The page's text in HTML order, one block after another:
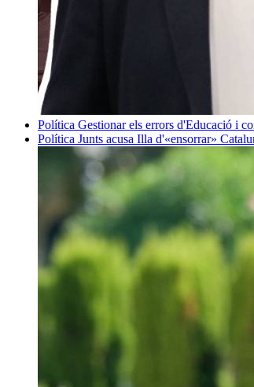
Política Gestionar els errors d'Educació i
Política Junts acusa Illa d'«ensorrar»